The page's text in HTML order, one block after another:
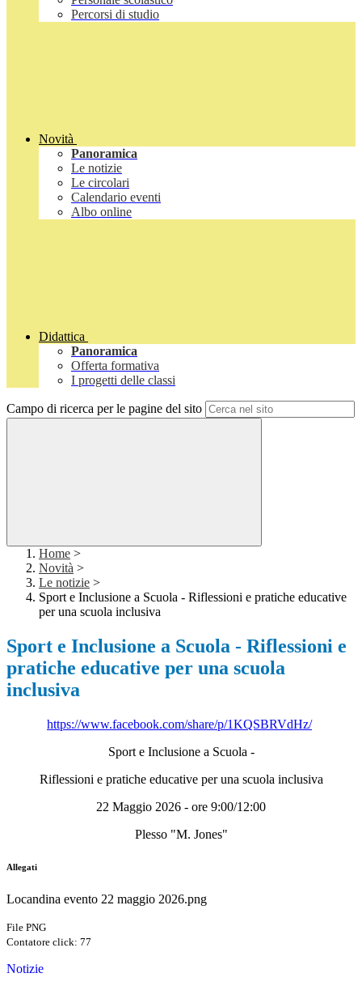
Percorsi di studio
Novità
Panoramica
Le notizie
Le circolari
Calendario eventi
Albo online
Didattica
Panoramica
Offerta formativa
I progetti delle classi
Campo di ricerca per le pagine del sito
Home >
Novità >
Le notizie >
Sport e Inclusione a Scuola - Riflessioni e pratiche educative
per una scuola inclusiva
Sport e Inclusione a Scuola - Riflessioni e
pratiche educative per una scuola
inclusiva
https://www.facebook.com/share/p/1KQSBRVdHz/
Sport e Inclusione a Scuola -
Riflessioni e pratiche educative per una scuola inclusiva
22 Maggio 2026 - ore 9:00/12:00
Plesso "M. Jones"
Allegati
Locandina evento 22 maggio 2026.png
File PNG
Contatore click: 77
Notizie